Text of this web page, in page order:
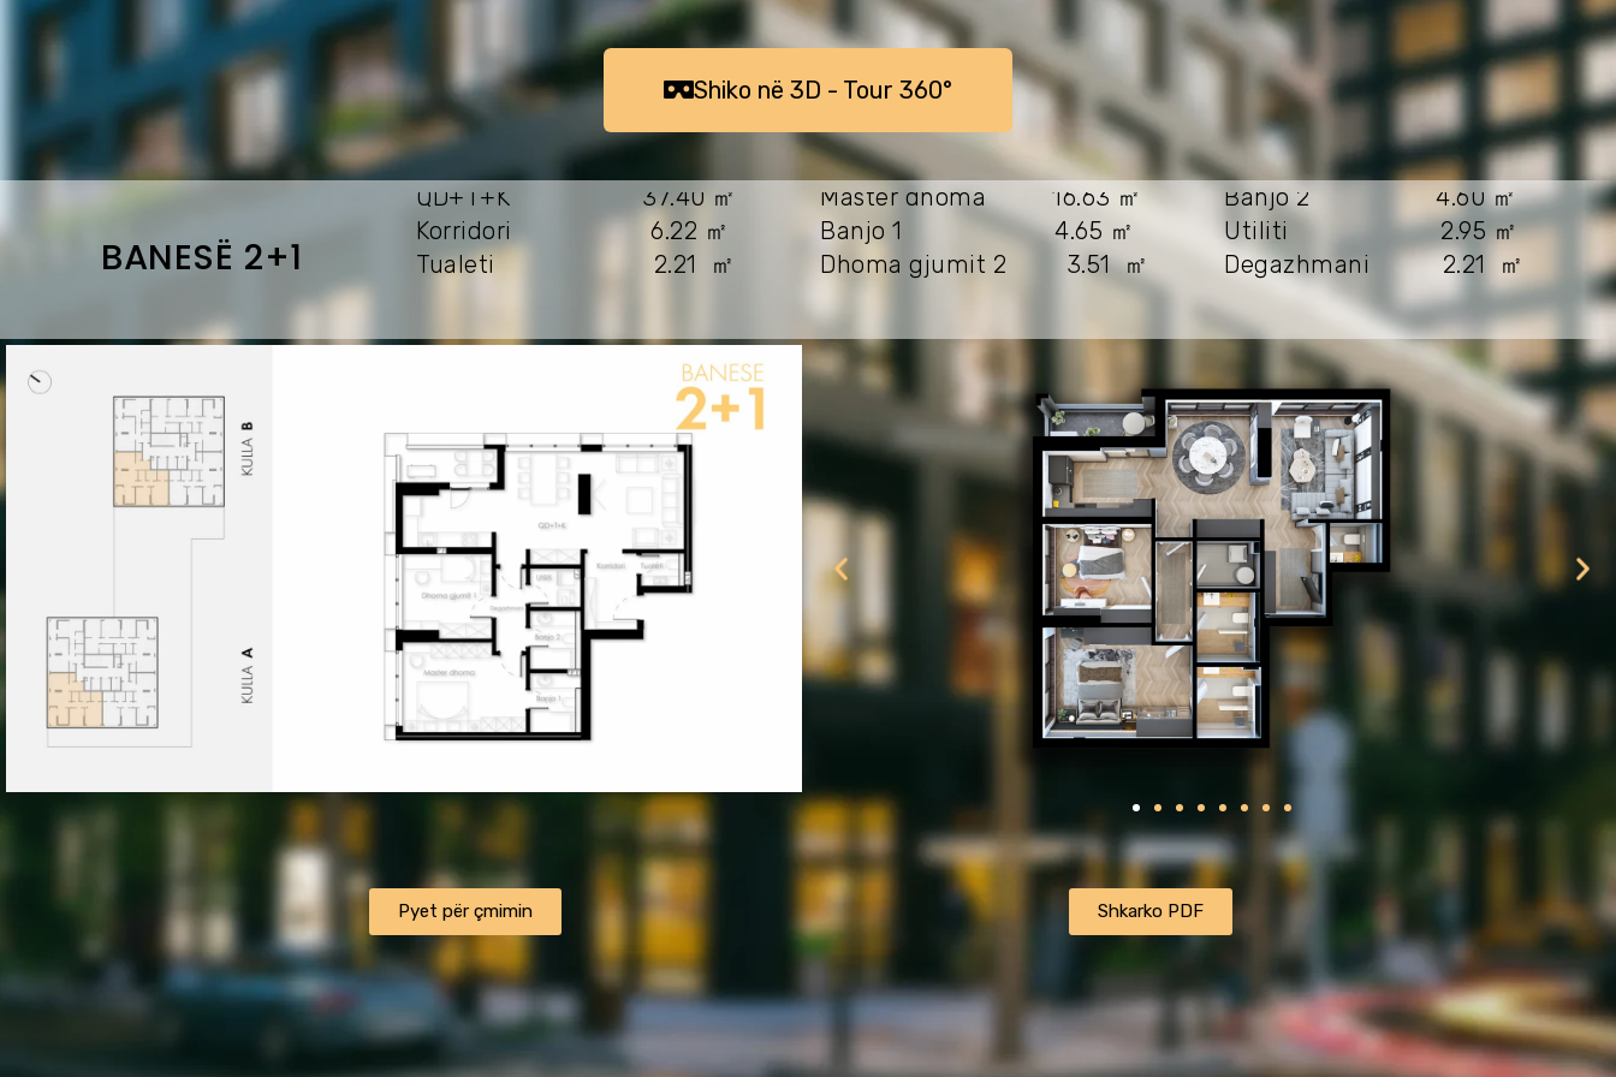
ㅤㅤShiko në 3D - Tour 360°ㅤㅤㅤ
BANESË 2+1
QD+T+K 37.40 ㎡
Korridori 6.22 ㎡
Tualeti 2.21 ㎡
Master dhoma 16.63 ㎡
Banjo 1 4.65 ㎡
Dhoma gjumit 2 3.51 ㎡
Banjo 2 4.60 ㎡
Utiliti 2.95 ㎡
Degazhmani 2.21 ㎡
Sipërfaqja Bruto: 113.162 ㎡
ㅤㅤㅤㅤPyet për çmiminㅤㅤㅤㅤ ㅤㅤㅤㅤShkarko PDFㅤㅤㅤㅤ